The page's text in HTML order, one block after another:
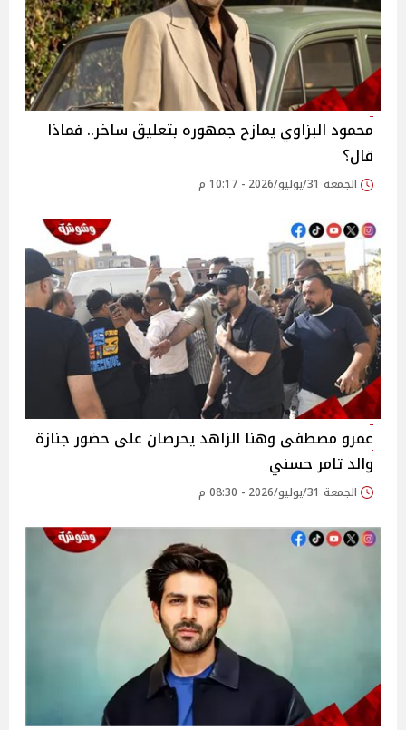
محمود البزاوي يمازح جمهوره بتعليق ساخر.. فماذا
قال؟
الجمعة 31/يوليو/2026 - 10:17 م
عمرو مصطفى وهنا الزاهد يحرصان على حضور جنازة
والد تامر حسني
الجمعة 31/يوليو/2026 - 08:30 م